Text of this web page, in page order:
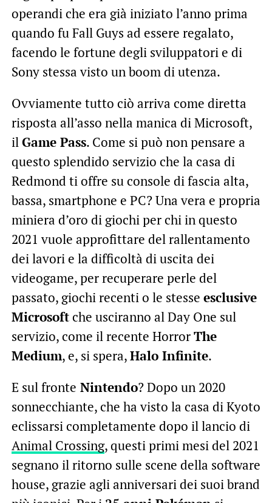
operandi che era già iniziato l’anno prima
quando fu Fall Guys ad essere regalato,
facendo le fortune degli sviluppatori e di
Sony stessa visto un boom di utenza.
Ovviamente tutto ciò arriva come diretta
risposta all’asso nella manica di Microsoft,
ilGame Pass. Come si può non pensare a
questo splendido servizio che la casa di
Redmond ti offre su console di fascia alta,
bassa, smartphone e PC? Una vera e propria
miniera d’oro di giochi per chi in questo
2021 vuole approfittare del rallentamento
dei lavori e la difficoltà di uscita dei
videogame, per recuperare perle del
passato, giochi recenti o le stesse esclusive
Microsoftche usciranno al Day One sul
servizio, come il recente HorrorThe
Medium, e, si spera,Halo Infinite.
E sul fronte Nintendo? Dopo un 2020
sonnecchiante, che ha visto la casa di Kyoto
eclissarsi completamente dopo il lancio di
Animal Crossing, questi primi mesi del 2021
segnano il ritorno sulle scene della software
house, grazie agli anniversari dei suoi brand